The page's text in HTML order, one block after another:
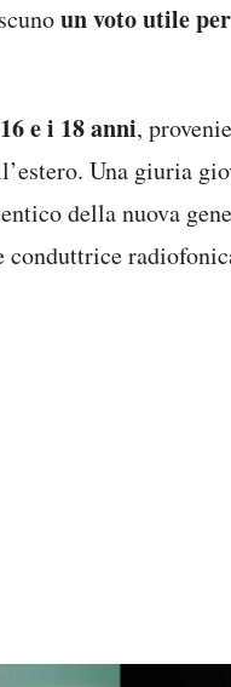
un voto utile
e i 18 anni,
Una giuria
della nuova
conduttrice